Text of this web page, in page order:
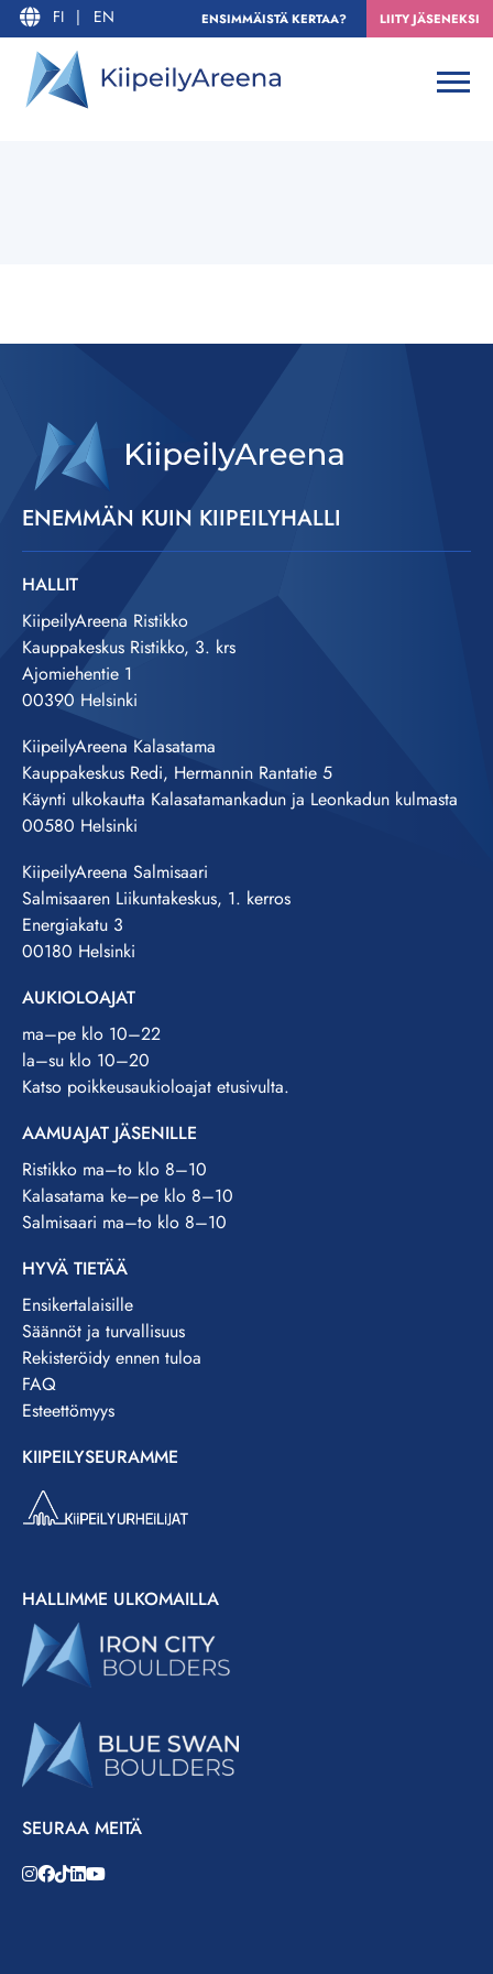
FI | EN ENSIMMÄISTÄ KERTAA? LIITY JÄSENEKSI
ENEMMÄN KUIN KIIPEILYHALLI
HALLIT
KiipeilyAreena Ristikko
Kauppakeskus Ristikko, 3. krs
Ajomiehentie 1
00390 Helsinki
KiipeilyAreena Kalasatama
Kauppakeskus Redi, Hermannin Rantatie 5
Käynti ulkokautta Kalasatamankadun ja Leonkadun kulmasta
00580 Helsinki
KiipeilyAreena Salmisaari
Salmisaaren Liikuntakeskus, 1. kerros
Energiakatu 3
00180 Helsinki
AUKIOLOAJAT
ma–pe klo 10–22
la–su klo 10–20
Katso poikkeusaukioloajat etusivulta.
AAMUAJAT JÄSENILLE
Ristikko ma–to klo 8–10
Kalasatama ke–pe klo 8–10
Salmisaari ma–to klo 8–10
HYVÄ TIETÄÄ
Ensikertalaisille
Säännöt ja turvallisuus
Rekisteröidy ennen tuloa
FAQ
Esteettömyys
KIIPEILYSEURAMME
HALLIMME ULKOMAILLA
SEURAA MEITÄ